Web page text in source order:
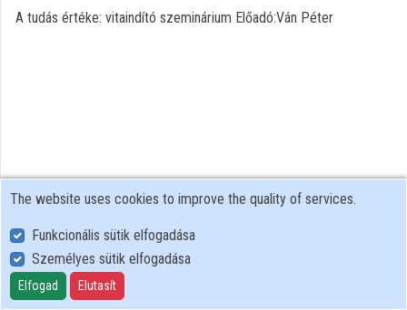
A tudás értéke: vitaindító szeminárium Előadó:Ván Péter
User Policy
Adatkezelési tájékoztató (en)
Cookie Policy
The website uses cookies to improve the quality of services.
Funkcionális sütik elfogadása
Személyes sütik elfogadása
Elfogad Elutasít